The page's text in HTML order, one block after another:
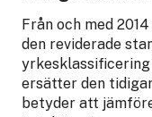
Från och med
den reviderade
yrkesklassificering
ersätter den
betyder att